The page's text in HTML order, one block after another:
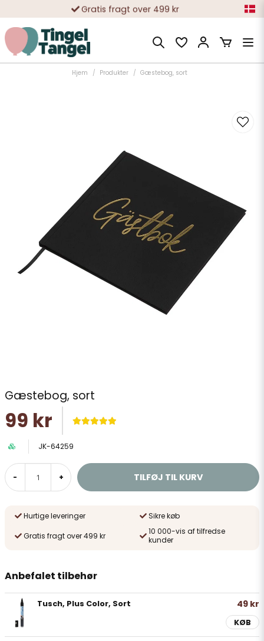
Gratis fragt over 499 kr
10 000-vis af tilfredse kunder
Hjem Produkter Gæstebog, sort
Gæstebog, sort
99 kr
JK-64259
- + TILFØJ TIL KURV
Hurtige leveringer
Sikre køb
Gratis fragt over 499 kr
10 000-vis af tilfredse
kunder
Anbefalet tilbehør
Tusch, Plus Color, Sort 49 kr
KØB